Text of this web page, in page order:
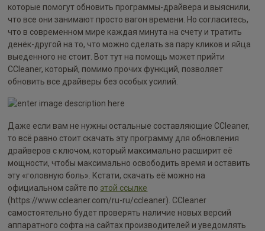
которые помогут обновить программы-драйвера и выяснили,
что все они занимают просто вагон времени. Но согласитесь,
что в современном мире каждая минута на счету и тратить
денёк-другой на то, что можно сделать за пару кликов и яйца
выеденного не стоит. Вот тут на помощь может прийти
CCleaner, который, помимо прочих функций, позволяет
обновить все драйверы без особых усилий.
Даже если вам не нужны остальные составляющие CCleaner,
то всё равно стоит скачать эту программу для обновления
драйверов с ключом, который максимально расширит её
мощности, чтобы максимально освободить время и оставить
эту «головную боль». Кстати, скачать её можно на
официальном сайте по этой ссылке
(https://www.ccleaner.com/ru-ru/ccleaner). CCleaner
самостоятельно будет проверять наличие новых версий
аппаратного софта на сайтах производителей и уведомлять